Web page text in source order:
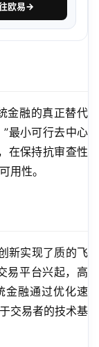
欧易→
金融的真正替代
最小可行去中心
在保持抗审查性
用性。
新实现了质的飞
易平台兴起，高
金融通过优化速
交易者的技术基